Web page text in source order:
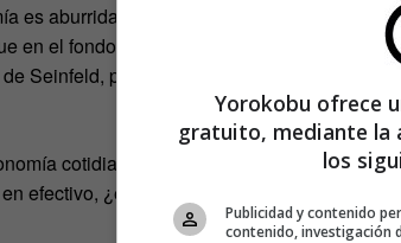
es aburrida? “Más bien somos los
en el fondo lo que interesa a la gente es
Seinfeld, porque son capaces de demostrar
cotidiana esta escena del episodio
efectivo, ¿es realmente una buena idea?
Yorokobu ofrece
gratuito, mediante la
los
Publicidad y contenido
contenido, investigación